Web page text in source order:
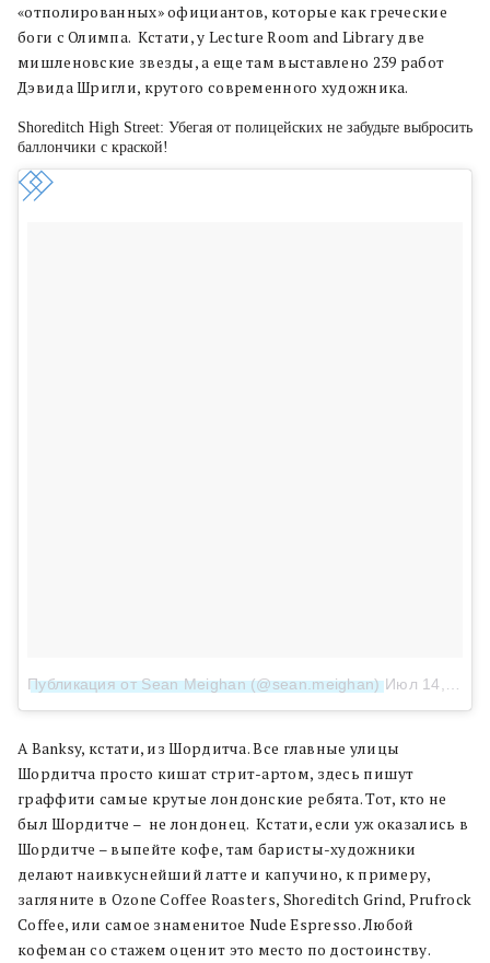
«отполированных» официантов, которые как греческие
боги с Олимпа. Кстати, у Lecture Room and Library две
мишленовские звезды, а еще там выставлено 239 работ
Дэвида Шригли, крутого современного художника.
Shoreditch High Street: Убегая от полицейских не забудьте выбросить
баллончики с краской!
Публикация от Sean Meighan (@sean.meighan) Июл 14, 2017 в 11:15 PDT
А Banksy, кстати, из Шордитча. Все главные улицы
Шордитча просто кишат стрит-артом, здесь пишут
граффити самые крутые лондонские ребята. Тот, кто не
был Шордитче – не лондонец. Кстати, если уж оказались в
Шордитче – выпейте кофе, там баристы-художники
делают наивкуснейший латте и капучино, к примеру,
загляните в Ozone Coffee Roasters, Shoreditch Grind, Prufrock
Coffee, или самое знаменитое Nude Espresso. Любой
кофеман со стажем оценит это место по достоинству.